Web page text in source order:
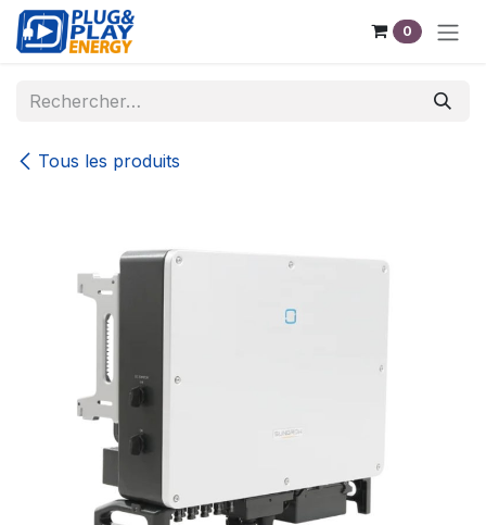
Se rendre au contenu
0
Tous les produits